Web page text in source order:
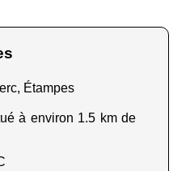
Étampes
à environ 1.5 km de